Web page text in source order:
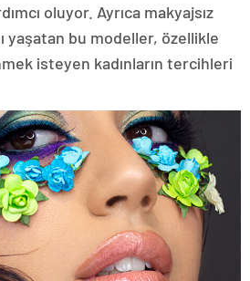
oluyor. Ayrıca makyajsız
yaşatan bu modeller, özellikle
isteyen kadınların tercihleri